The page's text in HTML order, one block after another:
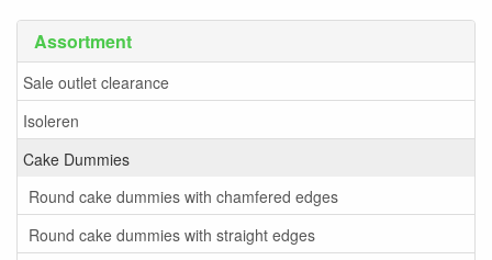
Assortment
Sale outlet clearance
Isoleren
Cake Dummies
Round cake dummies with chamfered edges
Round cake dummies with straight edges